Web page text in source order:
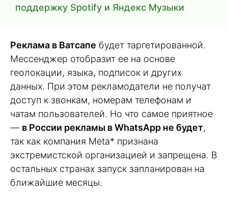
поддержку Spotify и Яндекс Музыки
Реклама в Ватсапе будет таргетированной.
Мессенджер отобразит ее на основе
геолокации, языка, подписок и других
данных. При этом рекламодатели не получат
доступ к звонкам, номерам телефонам и
чатам пользователей. Но что самое приятное
— в России рекламы в WhatsApp не будет,
так как компания Meta* признана
экстремистской организацией и запрещена. В
остальных странах запуск запланирован на
ближайшие месяцы.